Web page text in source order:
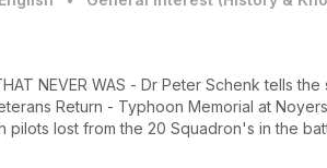
NEVER WAS - Dr Peter Schenk tells
Return - Typhoon Memorial at
pilots lost from the 20 Squadron's in the
Here - Cricket the American Way -